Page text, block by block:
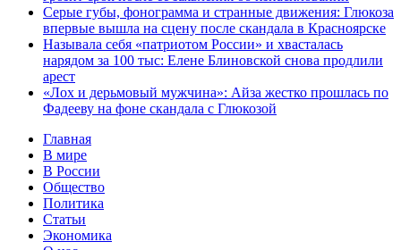
Серые губы, фонограмма и странные движения: Глюкоза
впервые вышла на сцену после скандала в Красноярске
Называла себя «патриотом России» и хвасталась
нарядом за 100 тыс: Елене Блиновской снова продлили
арест
«Лох и дерьмовый мужчина»: Айза жестко прошлась по
Фадееву на фоне скандала с Глюкозой
Главная
В мире
В России
Общество
Политика
Статьи
Экономика